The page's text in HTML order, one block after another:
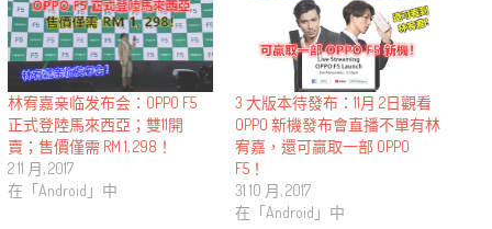
林宥嘉亲临发布会：OPPO F5
正式登陸馬來西亞；雙11開
賣；售價僅需 RM 1, 298！
2 11 月, 2017
在「Android」中
3 大版本待發布：11月 2日觀看
OPPO 新機發布會直播不單有林
宥嘉，還可贏取一部 OPPO
F5！
31 10 月, 2017
在「Android」中